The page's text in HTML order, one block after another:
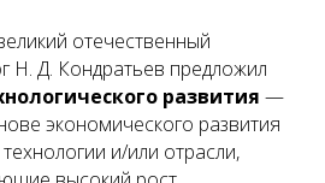
отечественный
Н. Д. Кондратьев предложил
развития —
экономического развития
и/или отрасли,